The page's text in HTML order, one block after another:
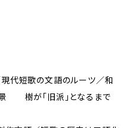
代短歌の文語のルーツ／和
樹が「旧派」となるまで